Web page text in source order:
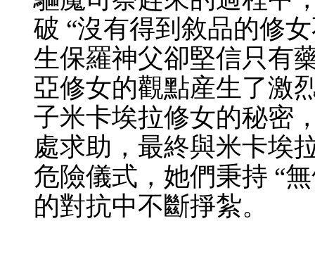
破 “沒有得到敘品的修
生保羅神父卻堅信只有
亞修女的觀點産生了激
子米卡埃拉修女的秘密
處求助，最終與米卡埃
危險儀式，她們秉持 “
的對抗中不斷掙紮。